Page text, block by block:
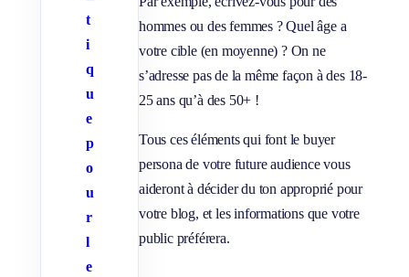
t
i
q
u
e
p
o
u
r
l
e
hommes ou des femmes ? Quel âge a
votre cible (en moyenne) ? On ne
s’adresse pas de la même façon à des 18-
25 ans qu’à des 50+ !
Tous ces éléments qui font le buyer
persona de votre future audience vous
aideront à décider du ton approprié pour
votre blog, et les informations que votre
public préférera.